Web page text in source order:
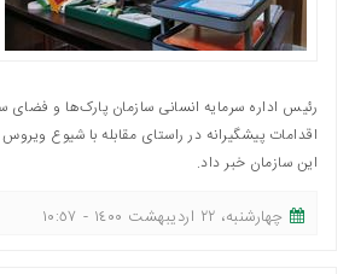
رئیس اداره سرمایه انسانی سازمان پارک‌ها و فضای
اقدامات پیشگیرانه در راستای مقابله با شیوع
این سازمان خبر داد.
چهارشنبه، ٢٢ اردیبهشت ١٤٠٠ - ١٠:٥٧